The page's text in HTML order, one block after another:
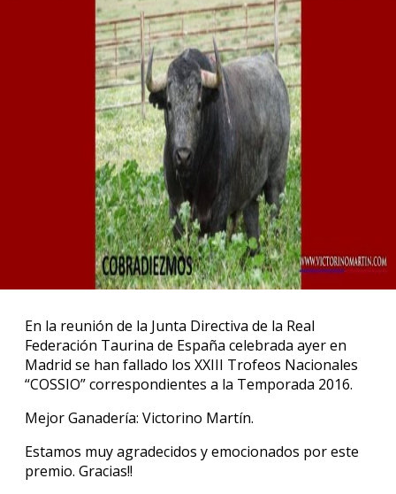
En la reunión de la Junta Directiva de la Real
Federación Taurina de España celebrada ayer en
Madrid se han fallado los XXIII Trofeos Nacionales
“COSSIO” correspondientes a la Temporada 2016.
Mejor Ganadería: Victorino Martín.
Estamos muy agradecidos y emocionados por este
premio. Gracias!!